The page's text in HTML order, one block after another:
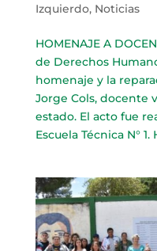
Izquierdo, Noticias
HOMENAJE A
de Derechos
homenaje y la
Jorge Cols, docente
estado. El acto fue
Escuela Técnica N°